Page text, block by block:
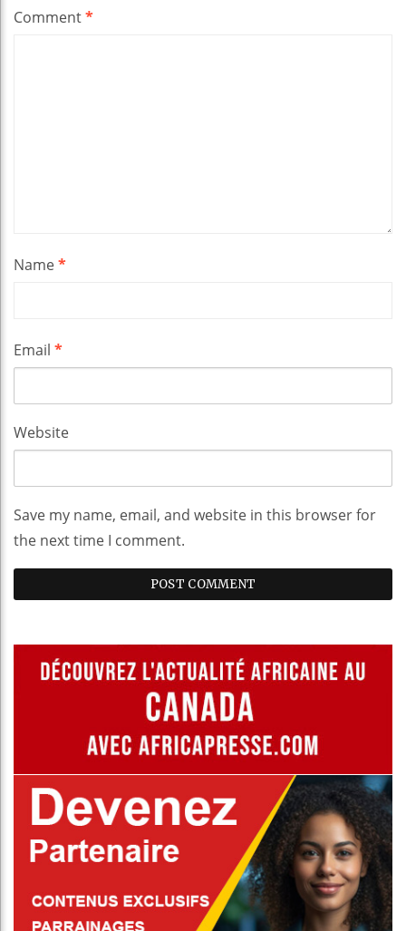
Comment*
Name*
Email *
Website
Save my name, email, and website in this browser for
the next time I comment.